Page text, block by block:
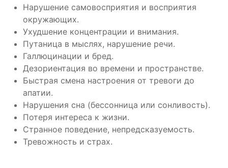
Нарушение самовосприятия и восприятия
окружающих.
Ухудшение концентрации и внимания.
Путаница в мыслях, нарушение речи.
Галлюцинации и бред.
Дезориентация во времени и пространстве.
Быстрая смена настроения от тревоги до
апатии.
Нарушения сна (бессонница или сонливость).
Потеря интереса к жизни.
Странное поведение, непредсказуемость.
Тревожность и страх.